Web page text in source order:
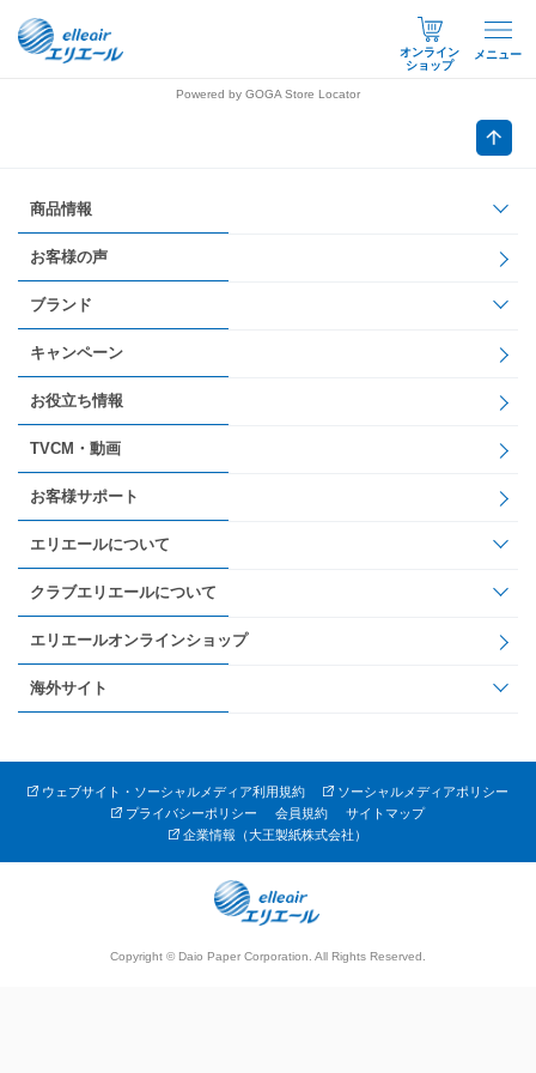
オンライン
ショップ
メニュー
Powered by GOGA Store Locator
商品情報
お客様の声
ブランド
キャンペーン
お役立ち情報
TVCM・動画
お客様サポート
エリエールについて
クラブエリエールについて
エリエールオンラインショップ
海外サイト
ウェブサイト・ソーシャルメディア利用規約
ソーシャルメディアポリシー
プライバシーポリシー
会員規約
サイトマップ
企業情報（大王製紙株式会社）
Copyright © Daio Paper Corporation. All Rights Reserved.